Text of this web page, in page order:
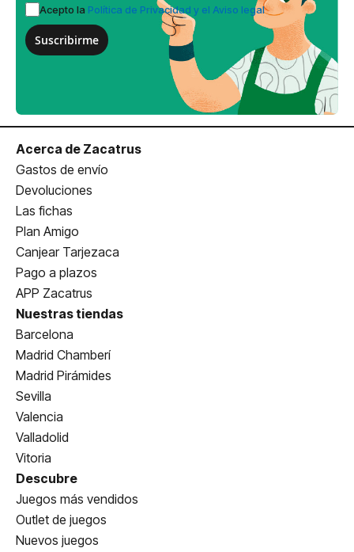
Acepto la Política de Privacidad y el Aviso legal
Suscribirme
Acerca de Zacatrus
Gastos de envío
Devoluciones
Las fichas
Plan Amigo
Canjear Tarjezaca
Pago a plazos
APP Zacatrus
Nuestras tiendas
Barcelona
Madrid Chamberí
Madrid Pirámides
Sevilla
Valencia
Valladolid
Vitoria
Descubre
Juegos más vendidos
Outlet de juegos
Nuevos juegos